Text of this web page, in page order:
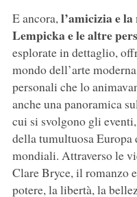
E ancora,l’amicizia e
Lempicka e le altre
esplorate in dettaglio,
mondo dell’arte
personali che lo
anche una panoramica
cui si svolgono gli
della tumultuosa Europa
mondiali. Attraverso le
Clare Bryce, il romanzo
potere, la libertà, la